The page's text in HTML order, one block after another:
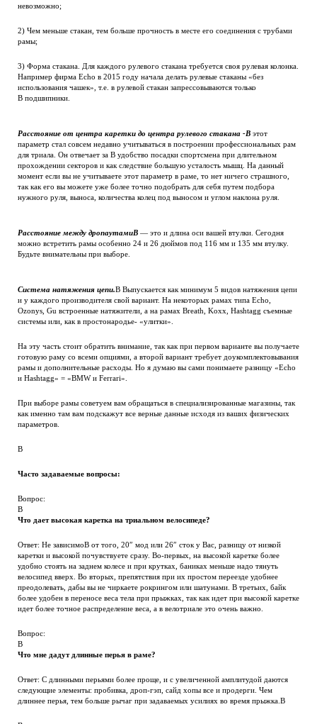
невозможно;
2) Чем меньше стакан, тем больше прочность в месте его соединения с трубами
рамы;
3) Форма стакана. Для каждого рулевого стакана требуется своя рулевая колонка.
Например фирма Echo в 2015 году начала делать рулевые стаканы «без
использования чашек», т.е. в рулевой стакан запрессовываются только
В подшипники.
Расстояние от центра каретки до центра рулевого стакана -В этот
параметр стал совсем недавно учитываться в построении профессиональных рам
для триала. Он отвечает за В удобство посадки спортсмена при длительном
прохождении секторов и как следствие большую усталость мышц. На данный
момент если вы не учитываете этот параметр в раме, то нет ничего страшного,
так как его вы можете уже более точно подобрать для себя путем подбора
нужного руля, выноса, количества колец под выносом и углом наклона руля.
Расстояние между дропаутамиВ — это и длина оси вашей втулки. Сегодня
можно встретить рамы особенно 24 и 26 дюймов под 116 мм и 135 мм втулку.
Будьте внимательны при выборе.
Система натяжения цепи.В Выпускается как минимум 5 видов натяжения цепи
и у каждого производителя свой вариант. На некоторых рамах типа Echo,
Ozonys, Gu встроенные натяжители, а на рамах Breath, Koxx, Hashtagg съемные
системы или, как в простонародье- «улитки».
На эту часть стоит обратить внимание, так как при первом варианте вы получаете
готовую раму со всеми опциями, а второй вариант требует доукомплектовывания
рамы и дополнительные расходы. Но я думаю вы сами понимаете разницу «Echo
и Hashtagg» = «BMW и Ferrari».
При выборе рамы советуем вам обращаться в специализированные магазины, так
как именно там вам подскажут все верные данные исходя из ваших физических
параметров.
В
Часто задаваемые вопросы:
Вопрос:
В
Что дает высокая каретка на триальном велосипеде?
Ответ: Не зависимоВ от того, 20″ мод или 26″ сток у Вас, разницу от низкой
каретки и высокой почувствуете сразу. Во-первых, на высокой каретке более
удобно стоять на заднем колесе и при крутках, баниках меньше надо тянуть
велосипед вверх. Во вторых, препятствия при их простом переезде удобнее
преодолевать, дабы вы не чиркаете рокрингом или шатунами. В третьих, байк
более удобен в переносе веса тела при прыжках, так как идет при высокой каретке
идет более точное распределение веса, а в велотриале это очень важно.
Вопрос:
В
Что мне дадут длинные перья в раме?
Ответ: С длинными перьями более проще, и с увеличенной амплитудой даются
следующие элементы: пробивка, дроп-гэп, сайд хопы все и продерги. Чем
длиннее перья, тем больше рычаг при задаваемых усилиях во время прыжка.В